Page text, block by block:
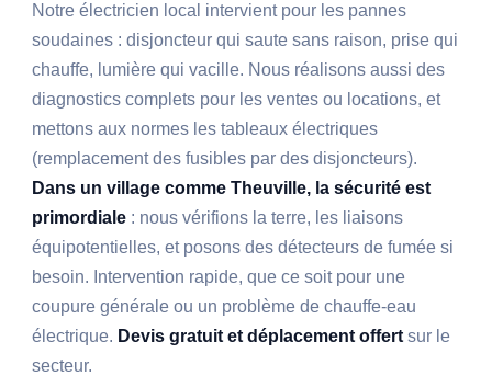
Notre électricien local intervient pour les pannes
soudaines : disjoncteur qui saute sans raison, prise qui
chauffe, lumière qui vacille. Nous réalisons aussi des
diagnostics complets pour les ventes ou locations, et
mettons aux normes les tableaux électriques
(remplacement des fusibles par des disjoncteurs).
Dans un village comme Theuville, la sécurité est
primordiale : nous vérifions la terre, les liaisons
équipotentielles, et posons des détecteurs de fumée si
besoin. Intervention rapide, que ce soit pour une
coupure générale ou un problème de chauffe-eau
électrique. Devis gratuit et déplacement offertsur le
secteur.